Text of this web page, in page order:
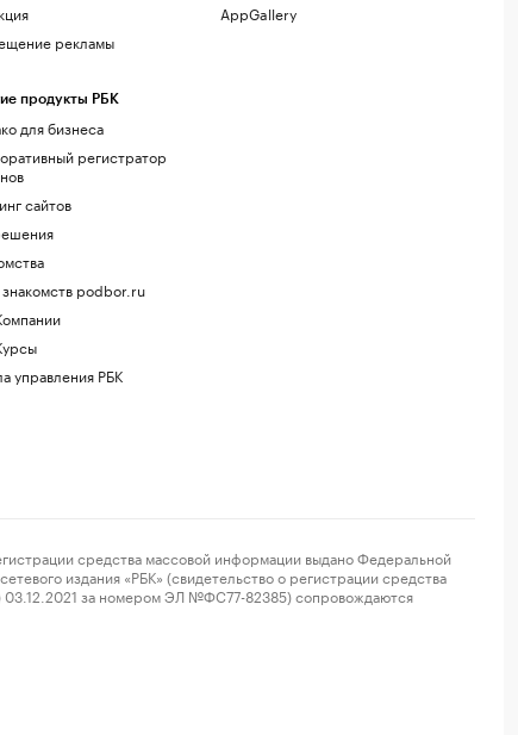
рекламы
продукты РБК
для бизнеса
регистратор
сайтов
podbor.ru
управления РБК
AppGallery
средства массовой информации выдано Федеральной
издания «РБК» (свидетельство о регистрации средства
03.12.2021 за номером ЭЛ №ФС77-82385) сопровождаются